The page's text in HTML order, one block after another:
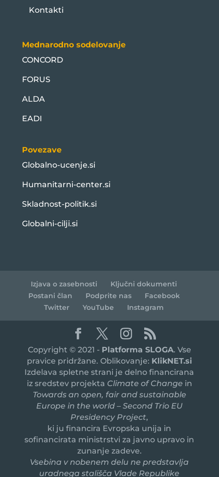
Kontakti
Mednarodno sodelovanje
CONCORD
FORUS
ALDA
EADI
Povezave
Globalno-ucenje.si
Humanitarni-center.si
Skladnost-politik.si
Globalni-cilji.si
Izjava o zasebnosti
Ključni dokumenti
Postani član
Podprite nas
Facebook
Twitter
YouTube Instagram
Copyright © 2021 - Platforma SLOGA. Vse
pravice pridržane. Oblikovanje: KlikNET.si
Izdelava spletne strani je delno financirana
iz sredstev projekta Climate of Change in
Towards an open, fair and sustainable
Europe in the world – Second Trio EU
Presidency Project,
ki ju financira Evropska unija in
sofinancirata ministrstvi za javno upravo in
zunanje zadeve.
Vsebina v nobenem delu ne predstavlja
uradnega stališča Vlade Republike